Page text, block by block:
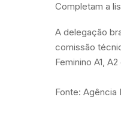
Completam a
A delegação
comissão
Feminino A1,
Fonte: Agência